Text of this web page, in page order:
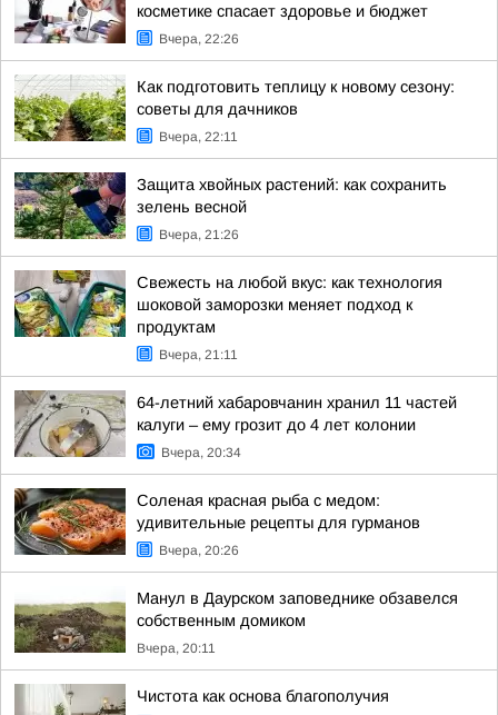
косметике спасает здоровье и бюджет
Вчера, 22:26
Как подготовить теплицу к новому сезону:
советы для дачников
Вчера, 22:11
Защита хвойных растений: как сохранить
зелень весной
Вчера, 21:26
Свежесть на любой вкус: как технология
шоковой заморозки меняет подход к
продуктам
Вчера, 21:11
64-летний хабаровчанин хранил 11 частей
калуги – ему грозит до 4 лет колонии
Вчера, 20:34
Соленая красная рыба с медом:
удивительные рецепты для гурманов
Вчера, 20:26
Манул в Даурском заповеднике обзавелся
собственным домиком
Вчера, 20:11
Чистота как основа благополучия